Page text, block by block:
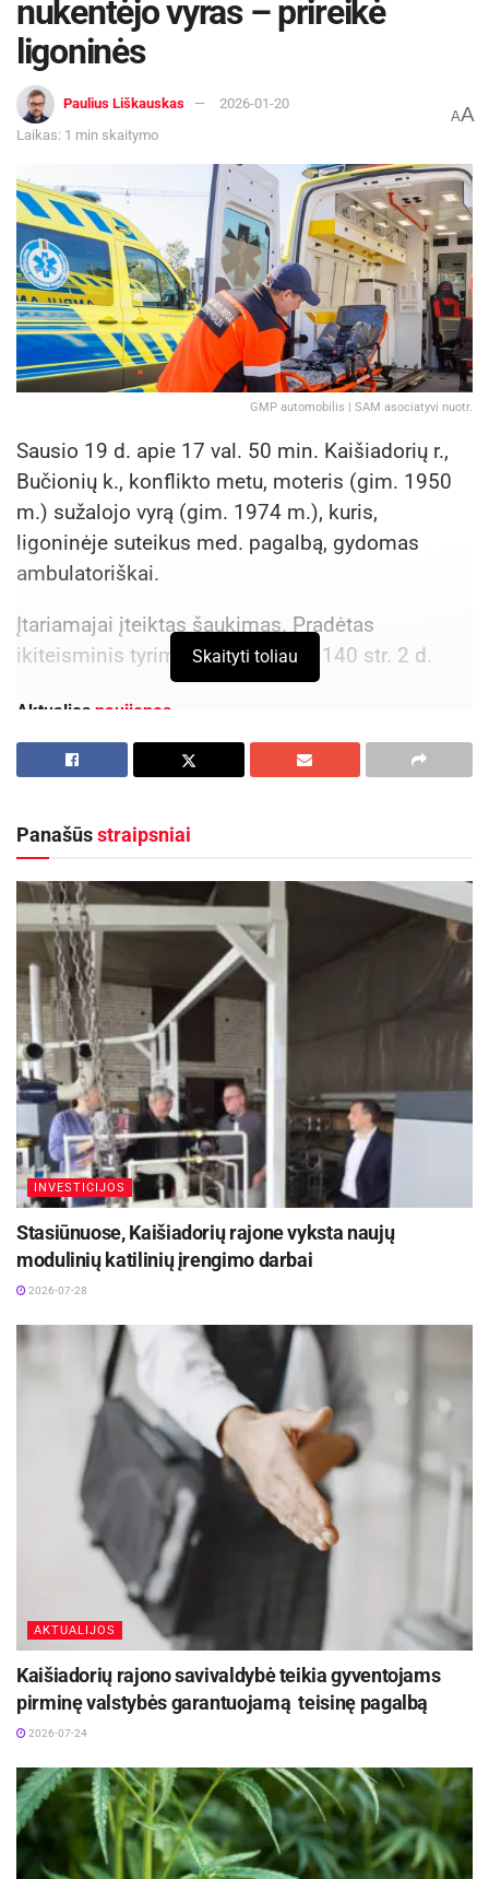
nukentėjo vyras – prireikė
ligoninės
Paulius Liškauskas
2026-01-20
Laikas: 1 min skaitymo
AA
GMP automobilis | SAM asociatyvi nuotr.
Sausio 19 d. apie 17 val. 50 min. Kaišiadorių r.,
Bučionių k., konflikto metu, moteris (gim. 1950
m.) sužalojo vyrą (gim. 1974 m.), kuris,
ligoninėje suteikus med. pagalbą, gydomas
ambulatoriškai.
Įtariamajai įteiktas šaukimas. Pradėtas
ikiteisminis tyrimas pagal LR BK 140 str. 2 d.
Aktualios naujienos
2027-ųjų mažosios kultūros sostinės – Židikai,
laikinai uždaryta geležinkelio pervaža
2026-07-29
Skaityti toliau
Žymos: Smurtas
Panašūsstraipsniai
INVESTICIJOS
Stasiūnuose, Kaišiadorių rajone vyksta naujų
modulinių katilinių įrengimo darbai
2026-07-28
AKTUALIJOS
Kaišiadorių rajono savivaldybė teikia gyventojams
pirminę valstybės garantuojamą teisinę pagalbą
2026-07-24